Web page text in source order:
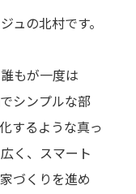
ュの北村です。
もが一度は
シンプルな部
するような真っ
く、スマート
づくりを進め